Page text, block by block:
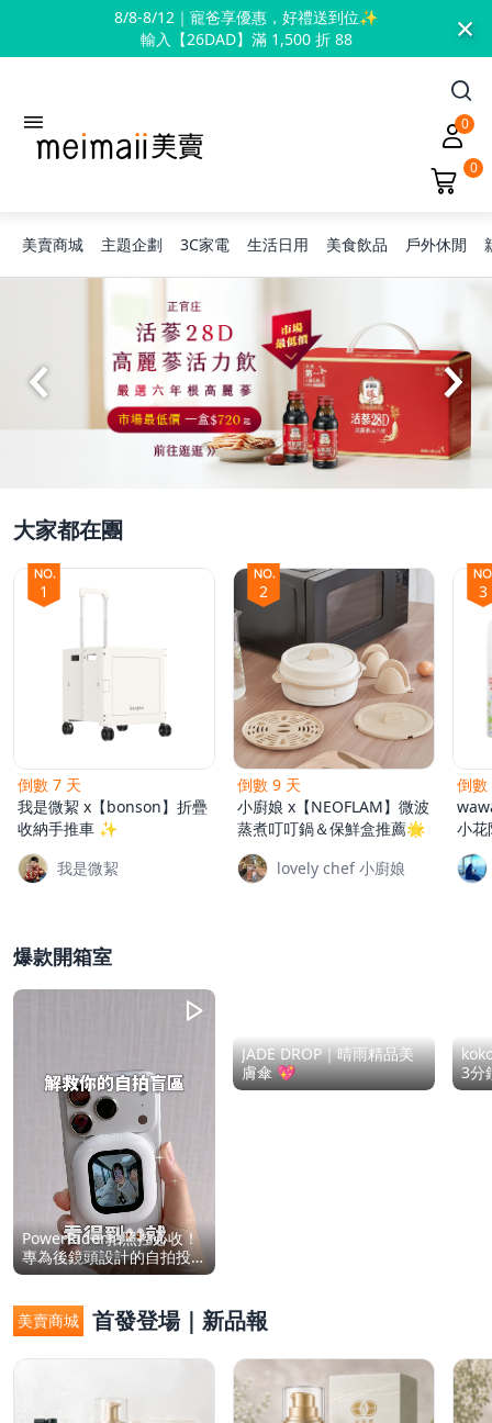
8/8-8/12｜寵爸享優惠，好禮送到位✨
輸入【26DAD】滿 1,500 折 88
×
0
0
美賣商城 主題企劃
露營凹豆咖
父親節好禮
熱銷排行
新品快遞
免運專區
3C家電 生活日用 美食飲品 戶外休閒
大家都在團
1
倒數 7 天
我是微絜 x【bonson】折疊
收納手推車 ✨
我是微絜
2
倒數 9 天
小廚娘 x【NEOFLAM】微波
蒸煮叮叮鍋＆保鮮盒推薦🌟
lovely chef 小廚娘
3
倒數
小花
爆款開箱室
PowerRider拍照控必收！
專為後鏡頭設計的自拍投
影螢幕
JADE DROP｜晴雨精品美
膚傘 💖
3分
美賣商城 首發登場｜新品報